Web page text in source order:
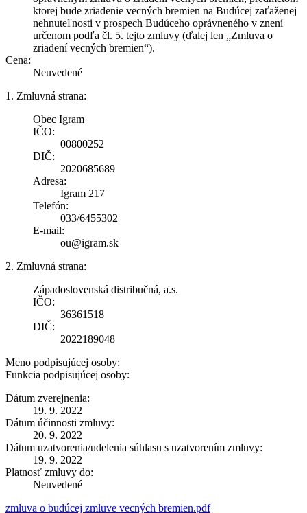
ktorej bude zriadenie vecných bremien na Budúcej zaťaženej
nehnuteľnosti v prospech Budúceho oprávneného v znení
určenom podľa čl. 5. tejto zmluvy (ďalej len „Zmluva o
zriadení vecných bremien“).
Cena:
Neuvedené
1. Zmluvná strana:
Obec Igram
IČO:
00800252
DIČ:
2020685689
Adresa:
Igram 217
Telefón:
033/6455302
E-mail:
ou@igram.sk
2. Zmluvná strana:
Západoslovenská distribučná, a.s.
IČO:
36361518
DIČ:
2022189048
Meno podpisujúcej osoby:
Funkcia podpisujúcej osoby:
Dátum zverejnenia:
19. 9. 2022
Dátum účinnosti zmluvy:
20. 9. 2022
Dátum uzatvorenia/udelenia súhlasu s uzatvorením zmluvy:
19. 9. 2022
Platnosť zmluvy do:
Neuvedené
zmluva o budúcej zmluve vecných bremien.pdf